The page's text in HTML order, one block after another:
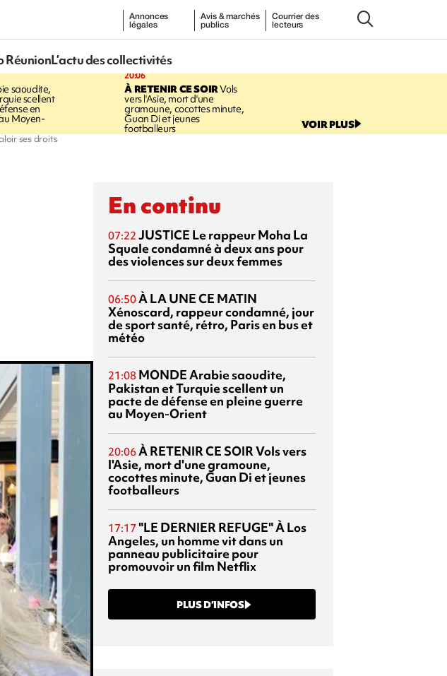
Annonces
légales
Avis & marchés
publics
Courrier des
lecteurs
RéunionL’actu des collectivités
saoudite,
scellent
en
Moyen-
20:06
À RETENIR CE SOIRVols
vers l'Asie, mort d'une
gramoune, cocottes minute,
Guan Di et jeunes
footballeurs VOIR PLUS
ses droits
En continu
07:22 JUSTICE Le rappeur Moha La
Squale condamné à deux ans pour
des violences sur deux femmes
06:50À LA UNE CE MATIN
Xénoscard, rappeur condamné, jour
de sport santé, rétro, Paris en bus et
météo
21:08 MONDEArabie saoudite,
Pakistan et Turquie scellent un
pacte de défense en pleine guerre
au Moyen-Orient
20:06À RETENIR CE SOIRVols vers
l'Asie, mort d'une gramoune,
cocottes minute, Guan Di et jeunes
footballeurs
17:17 "LE DERNIER REFUGE"À Los
Angeles, un homme vit dans un
panneau publicitaire pour
promouvoir un film Netflix
PLUS D’INFOS